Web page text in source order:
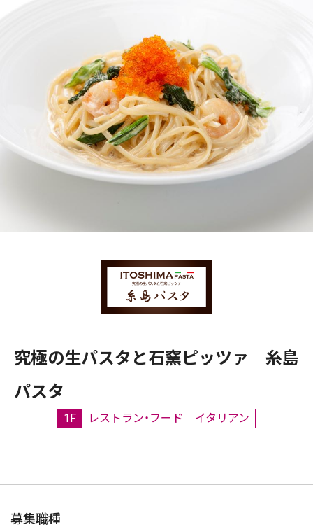
究極の生パスタと石窯ピッツァ 糸島
パスタ
1F レストラン・フード イタリアン
募集職種